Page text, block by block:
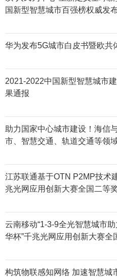
国新型智慧城市百强榜权威发布
华为发布5G城市白皮书暨欧共
2021-2022中国新型智慧城市
果通报
助力国家中心城市建设！海信
市、智慧交通、轨道交通等领
江苏联通基于OTN P2MP技术
兆光网应用创新大赛全国二等
云南移动“1-3-9全光智慧城市
华杯”千兆光网应用创新大赛全
构筑物联感知网络 加速智慧城